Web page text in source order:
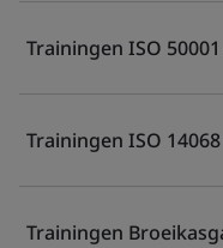
Trainingen ISO
Trainingen ISO
Trainingen